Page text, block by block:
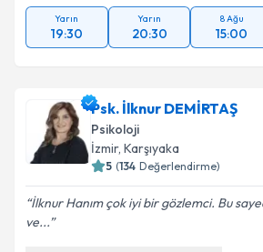
Yarın
19:30
Yarın
20:30
8 Ağu
15:00
Psk. İlknur DEMİRTAŞ
Psikoloji
İzmir, Karşıyaka
5 (134 Değerlendirme)
İlknur Hanım çok iyi bir gözlemci. Bu
ve...